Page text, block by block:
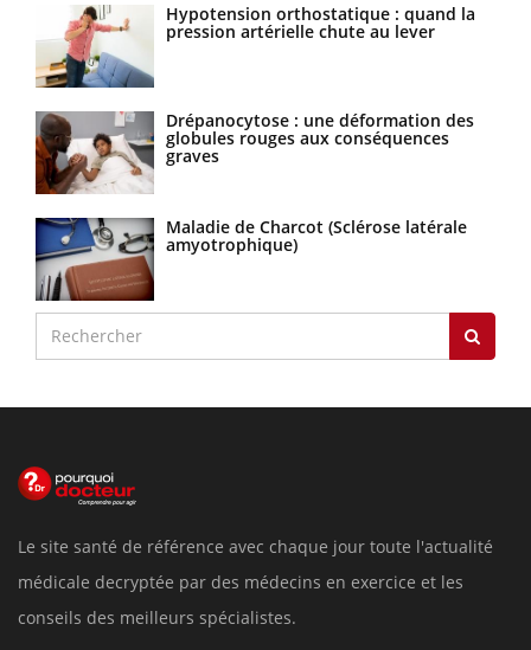
Hypotension orthostatique : quand la
pression artérielle chute au lever
Drépanocytose : une déformation des
globules rouges aux conséquences
graves
Maladie de Charcot (Sclérose latérale
amyotrophique)
Le site santé de référence avec chaque jour toute l'actualité
médicale decryptée par des médecins en exercice et les
conseils des meilleurs spécialistes.